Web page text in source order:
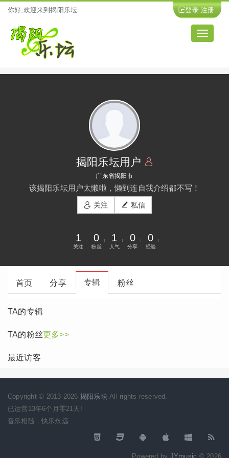
你好,欢迎来到揭阳乐坛 登录 注册
导
航
揭阳乐坛用户
广东省揭阳市
该揭阳乐坛用户太懒啦，懒到连自我介绍都不写！
关注 私信
1
关注
0
粉丝
1
人气
0
分享
0
经验
首页 分享 专辑 粉丝
TA的专辑
TA的粉丝更多>>
最近访客
Copyright © 2013-2026 揭阳乐坛 All rights reserved.
已运营13年6个月零21天!
音乐相随，快乐永远
Powered by JYmusic © 2026